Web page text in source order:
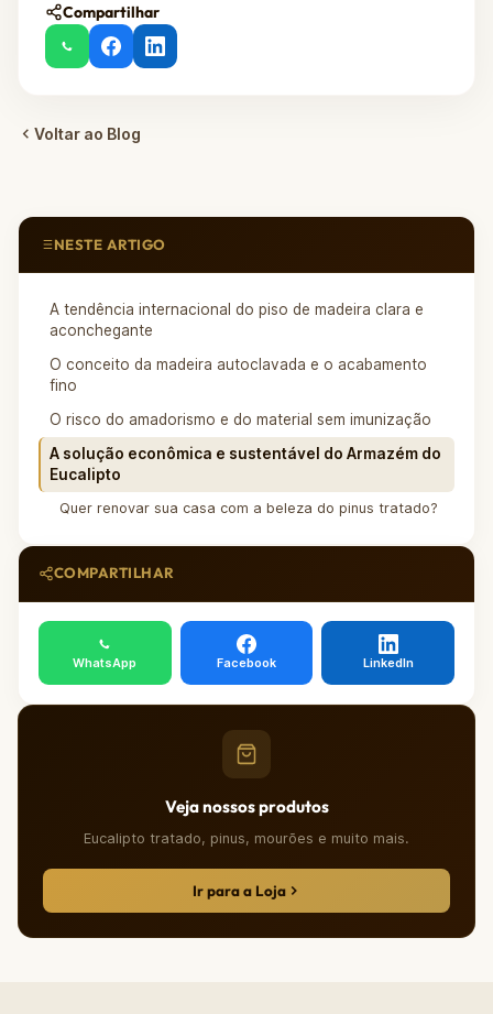
Compartilhar
Voltar ao Blog
NESTE ARTIGO
A tendência internacional do piso de madeira clara e
aconchegante
O conceito da madeira autoclavada e o acabamento
fino
O risco do amadorismo e do material sem imunização
A solução econômica e sustentável do Armazém do
Eucalipto
Quer renovar sua casa com a beleza do pinus tratado?
COMPARTILHAR
WhatsApp Facebook LinkedIn
Veja nossos produtos
Eucalipto tratado, pinus, mourões e muito mais.
Ir para a Loja